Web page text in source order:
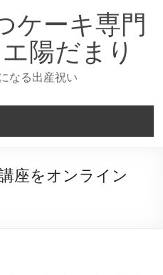
ケーキ専門
陽だまり
なる出産祝い
座をオンライン